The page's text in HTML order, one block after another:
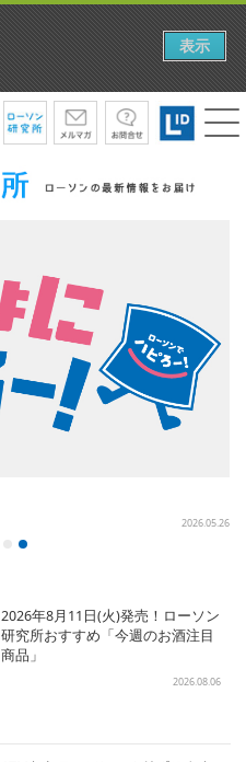
2026.05.26
2026年8月11日(火)発売！ローソン
研究所おすすめ「今週のお酒注目
商品」
2026.08.06
表示